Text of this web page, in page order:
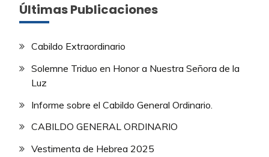
Últimas Publicaciones
Cabildo Extraordinario
Solemne Triduo en Honor a Nuestra Señora de la
Luz
Informe sobre el Cabildo General Ordinario.
CABILDO GENERAL ORDINARIO
Vestimenta de Hebrea 2025